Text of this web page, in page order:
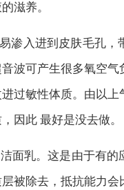
滋养。
渗入进到皮肤毛孔，
波可产生很多氧空气
过敏性体质。由以
因此 最好是没去做。
面乳。这是由于有的
被除去，抵抗能力